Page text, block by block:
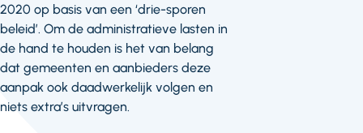
2020 op basis van een ‘drie-sporen
beleid’. Om de administratieve lasten in
de hand te houden is het van belang
dat gemeenten en aanbieders deze
aanpak ook daadwerkelijk volgen en
niets extra’s uitvragen.